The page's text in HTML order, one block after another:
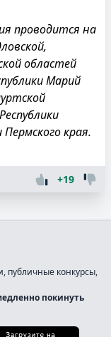
проводится на
областей
Марий
края.
+19
публичные конкурсы,
покинуть
Store